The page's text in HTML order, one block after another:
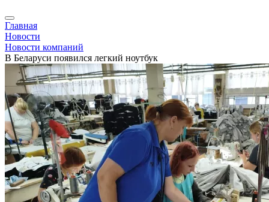
Главная
Новости
Новости компаний
В Беларуси появился легкий ноутбук